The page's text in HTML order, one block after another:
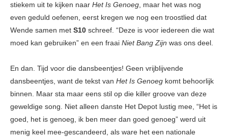
stiekem uit te kijken naar Het Is Genoeg , maar het was nog
even geduld oefenen, eerst kregen we nog een troostlied dat
Wende samen met S10 schreef. “Deze is voor iedereen die wat
moed kan gebruiken” en een fraai Niet Bang Zijn was ons deel.
En dan. Tijd voor die dansbeentjes! Geen vrijblijvende
dansbeentjes, want de tekst van Het Is Genoeg komt behoorlijk
binnen. Maar sta maar eens stil op die killer groove van deze
geweldige song. Niet alleen danste Het Depot lustig mee, “Het is
goed, het is genoeg, ik ben meer dan goed genoeg” werd uit
menig keel mee-gescandeerd, als ware het een nationale